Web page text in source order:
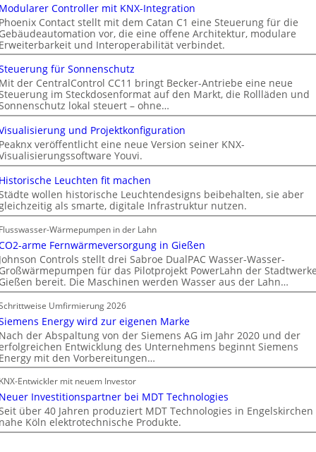
Controller mit KNX-Integration
Contact stellt mit dem Catan C1 eine Steuerung für die
vor, die eine offene Architektur, modulare
und Interoperabilität verbindet.
für Sonnenschutz
der CentralControl CC11 bringt Becker-Antriebe eine neue
im Steckdosenformat auf den Markt, die Rollläden und
lokal steuert – ohne…
und Projektkonfiguration
veröffentlicht eine neue Version seiner KNX-
Youvi.
Leuchten fit machen
wollen historische Leuchtendesigns beibehalten, sie aber
als smarte, digitale Infrastruktur nutzen.
Wärmepumpen in der Lahn
arme Fernwärmeversorgung in Gießen
Controls stellt drei Sabroe DualPAC Wasser-Wasser-
für das Pilotprojekt PowerLahn der
bereit. Die Maschinen werden Wasser aus der Lahn…
Umfirmierung 2026
Energy wird zur eigenen Marke
der Abspaltung von der Siemens AG im Jahr 2020 und der
Entwicklung des Unternehmens beginnt Siemens
mit den Vorbereitungen…
Entwickler mit neuem Investor
Investitionspartner bei MDT Technologies
über 40 Jahren produziert MDT Technologies in Engelskirchen
Köln elektrotechnische Produkte.